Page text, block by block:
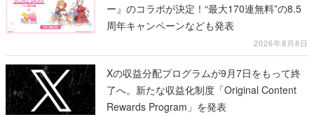
ー』のコラボが決定！“最大170連無料”の8.5
周年キャンペーンなども発表
2026年8月8日
Xの収益分配プログラムが9月7日をもって終
了へ。新たな収益化制度「Original Content
Rewards Program」を発表